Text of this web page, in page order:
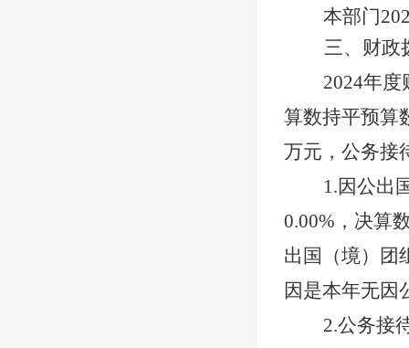
本部门
三、财政
2024年度
算数持平预算
万元，公务接
1.因公出
0.00%，决算
出国（境）团
因是本年无因
2.公务接